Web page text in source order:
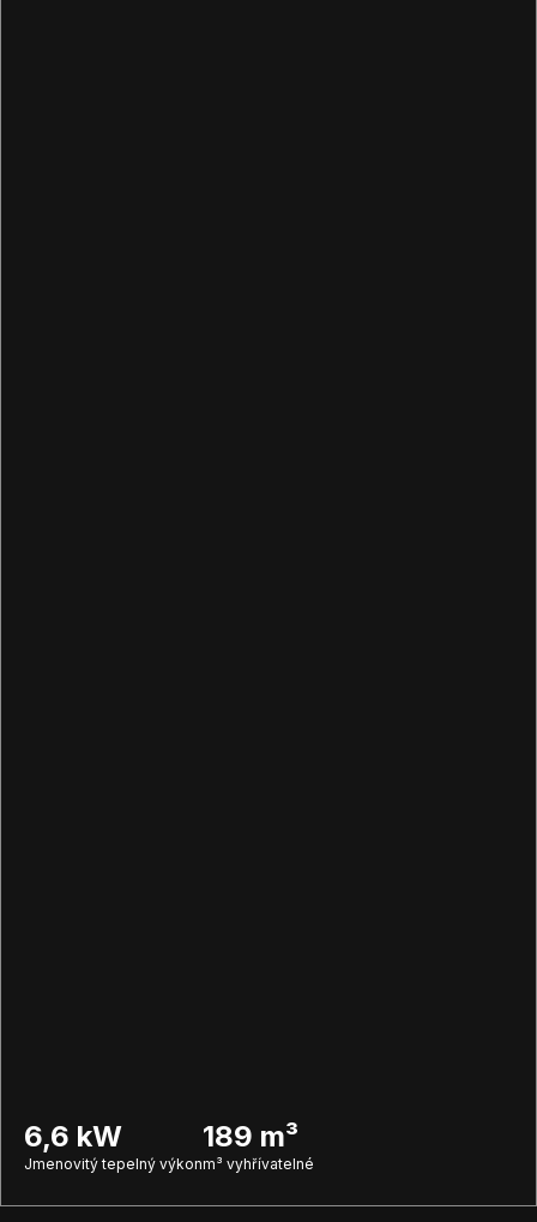
6,6 kW
Jmenovitý tepelný výkon
189 m³
m³ vyhřívatelné